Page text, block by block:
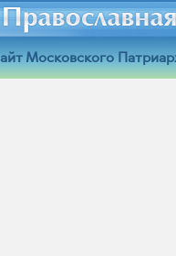
Московского